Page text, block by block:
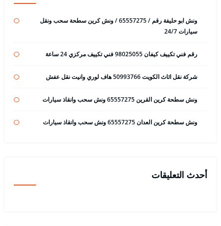
ونش ابو حليفة رقم / 65557275 / ونش كرين سطحة سحب ونقل
سيارات 24/7
رقم فني تكييف كيفان 98025055 فني تكييف مركزي 24 ساعة
شركة نقل اثاث الكويت 50993766 هاف لوري وانيت نقل عفش
ونش سطحة كرين القرين 65557275 ونش سحب وانقاذ سيارات
ونش سطحة كرين العدان 65557275 ونش سحب وانقاذ سيارات
أحدث التعليقات